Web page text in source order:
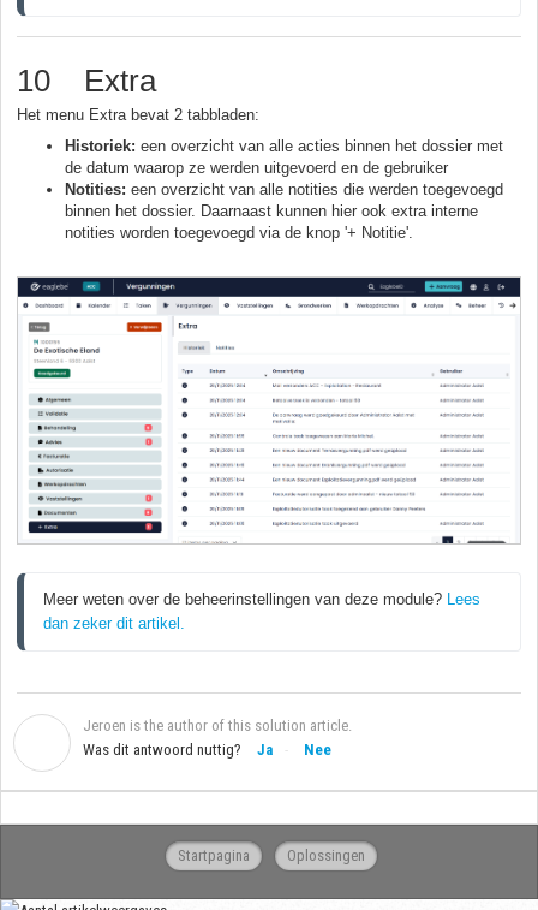
10 Extra
Het menu Extra bevat 2 tabbladen:
Historiek: een overzicht van alle acties binnen het dossier met
de datum waarop ze werden uitgevoerd en de gebruiker
Notities: een overzicht van alle notities die werden toegevoegd
binnen het dossier. Daarnaast kunnen hier ook extra interne
notities worden toegevoegd via de knop '+ Notitie'.
Meer weten over de beheerinstellingen van deze module? Lees
dan zeker dit artikel.
Jeroen is the author of this solution article.
Was dit antwoord nuttig?
Ja Nee
Startpagina Oplossingen